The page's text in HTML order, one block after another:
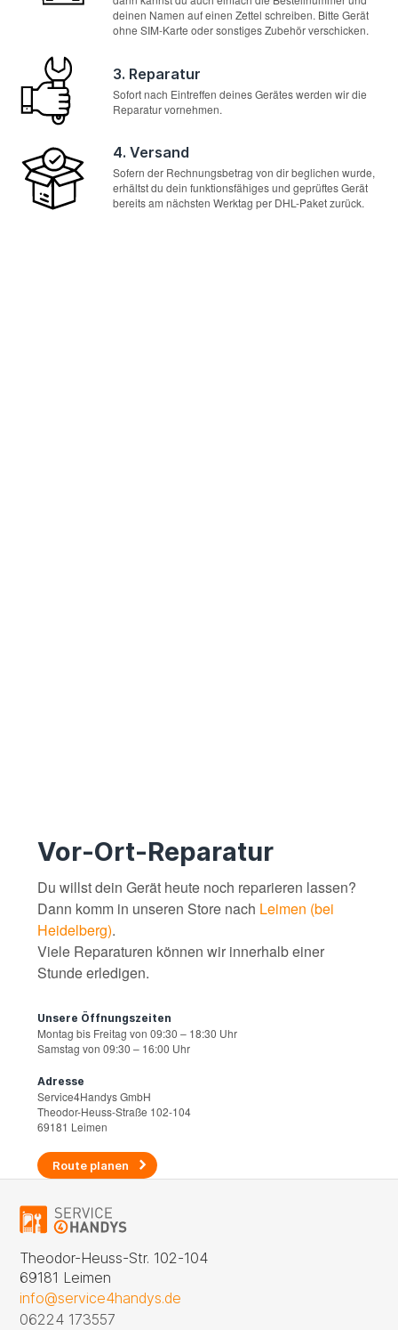
deinen Namen auf einen Zettel schreiben. Bitte Gerät
ohne SIM-Karte oder sonstiges Zubehör verschicken.
3. Reparatur
Sofort nach Eintreffen deines Gerätes werden wir die
Reparatur vornehmen.
4. Versand
Sofern der Rechnungsbetrag von dir beglichen wurde,
erhältst du dein funktionsfähiges und geprüftes Gerät
bereits am nächsten Werktag per DHL-Paket zurück.
Vor-Ort-Reparatur
Du willst dein Gerät heute noch reparieren lassen?
Dann komm in unseren Store nach Leimen (bei
Heidelberg).
Viele Reparaturen können wir innerhalb einer
Stunde erledigen.
Unsere Öffnungszeiten
Montag bis Freitag von 09:30 – 18:30 Uhr
Samstag von 09:30 – 16:00 Uhr
Adresse
Service4Handys GmbH
Theodor-Heuss-Straße 102-104
69181 Leimen
Route planen
Theodor-Heuss-Str. 102-104
69181 Leimen
info@service4handys.de
06224 173557